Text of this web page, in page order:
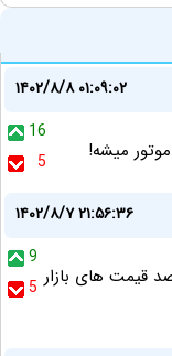
۱۴۰۲/۸/۸ ۰۱:۰۹:۰۲
16
5
میشه!
۱۴۰۲/۸/۷ ۲۱:۵۶:۳۶
9
5 ایران جیب؟ حداقل 20 تا 30 درصد قیمت های بازار